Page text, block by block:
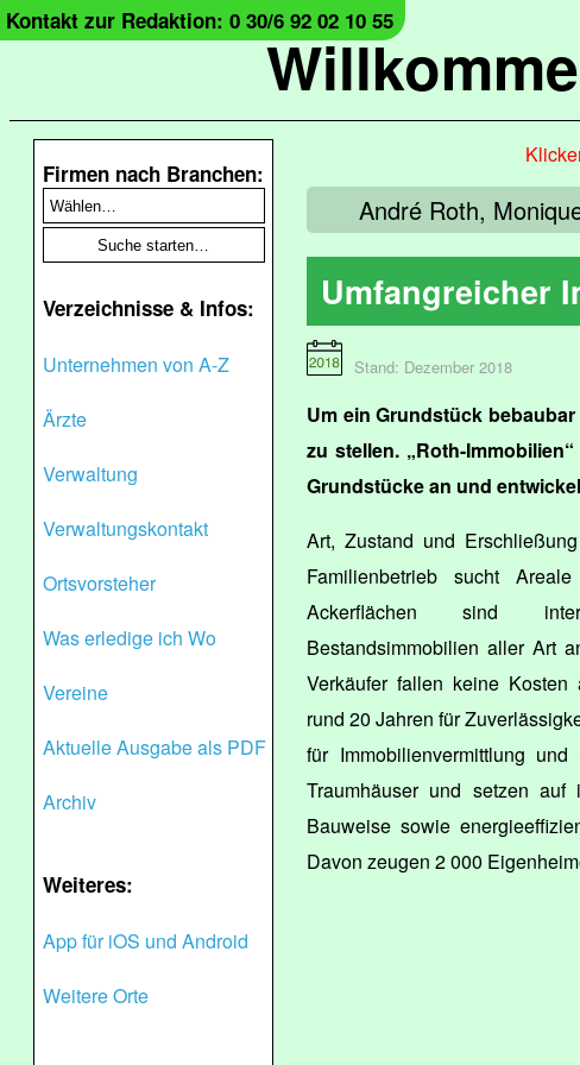
Kontakt zur Redaktion: 0 30/6 92 02 10 55
Firmen nach Branchen:
Verzeichnisse & Infos:
Unternehmen von A-Z
Ärzte
Verwaltung
Verwaltungskontakt
Ortsvorsteher
Was erledige ich Wo
Vereine
Aktuelle Ausgabe als PDF
Archiv
Weiteres:
App für iOS und Android
Weitere Orte
André Roth,
Umfangreicher
Stand: Dezember 2018
Um ein Grundstück
zu stellen. „Roth-
Grundstücke an und
Art, Zustand und
Familienbetrieb sucht
Ackerflächen sind
Bestandsimmobilien aller Art
Verkäufer fallen keine
rund 20 Jahren für
für Immobilienvermittlung
Traumhäuser und setzen auf
Bauweise sowie
Davon zeugen 2 000